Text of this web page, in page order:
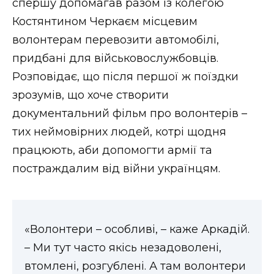
спершу допомагав разом із колегою
Костянтином Черкаєм місцевим
волонтерам перевозити автомобілі,
придбані для військовослужбовців.
Розповідає, що після першої ж поїздки
зрозумів, що хоче створити
документальний фільм про волонтерів –
тих неймовірних людей, котрі щодня
працюють, аби допомогти армії та
постраждалим від війни українцям.
«Волонтери – особливі, – каже Аркадій.
– Ми тут часто якісь незадоволені,
втомлені, розгублені. А там волонтери